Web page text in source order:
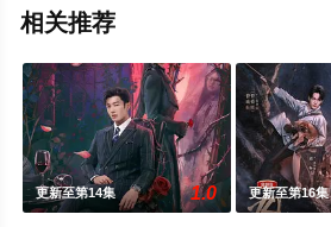
相关推荐
更新至第14集 1.0 更新至第16集